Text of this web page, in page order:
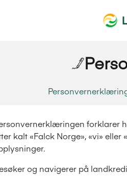
forklarer
kalt «Falck Norge», «vi»
og navigerer på